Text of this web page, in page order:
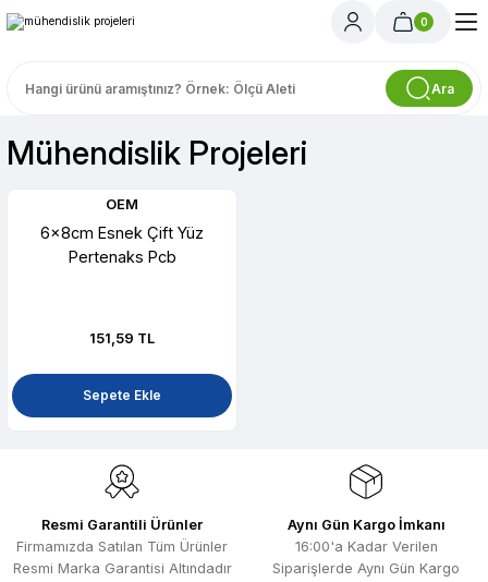
Ara
0
Mühendislik Projeleri
OEM
6x8cm Esnek Çift Yüz
Pertenaks Pcb
151,59 TL
Sepete Ekle
Resmi Garantili Ürünler
Firmamızda Satılan Tüm Ürünler
Resmi Marka Garantisi Altındadır
Aynı Gün Kargo İmkanı
16:00'a Kadar Verilen
Siparişlerde Aynı Gün Kargo